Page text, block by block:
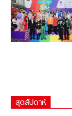
สุดสัปดาห์